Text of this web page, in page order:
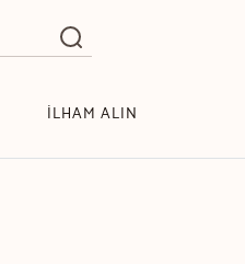
İLHAM ALIN